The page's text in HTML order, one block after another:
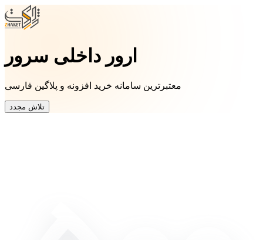
ارور داخلی سرور
معتبرترین سامانه خرید افزونه و پلاگین فارسی
تلاش مجدد